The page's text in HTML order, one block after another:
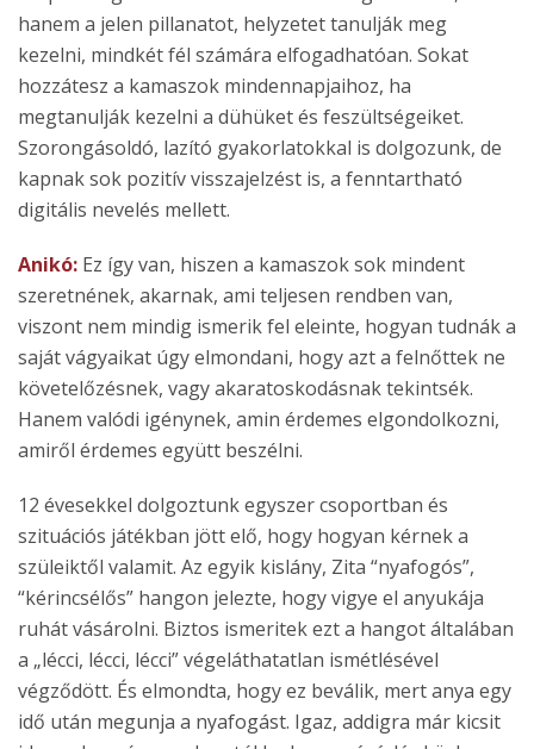
hanem a jelen pillanatot, helyzetet tanulják meg
kezelni, mindkét fél számára elfogadhatóan. Sokat
hozzátesz a kamaszok mindennapjaihoz, ha
megtanulják kezelni a dühüket és feszültségeiket.
Szorongásoldó, lazító gyakorlatokkal is dolgozunk, de
kapnak sok pozitív visszajelzést is, a fenntartható
digitális nevelés mellett.
Anikó: Ez így van, hiszen a kamaszok sok mindent
szeretnének, akarnak, ami teljesen rendben van,
viszont nem mindig ismerik fel eleinte, hogyan tudnák a
saját vágyaikat úgy elmondani, hogy azt a felnőttek ne
követelőzésnek, vagy akaratoskodásnak tekintsék.
Hanem valódi igénynek, amin érdemes elgondolkozni,
amiről érdemes együtt beszélni.
12 évesekkel dolgoztunk egyszer csoportban és
szituációs játékban jött elő, hogy hogyan kérnek a
szüleiktől valamit. Az egyik kislány, Zita “nyafogós”,
“kérincsélős” hangon jelezte, hogy vigye el anyukája
ruhát vásárolni. Biztos ismeritek ezt a hangot általában
a „lécci, lécci, lécci” végeláthatatlan ismétlésével
végződött. És elmondta, hogy ez beválik, mert anya egy
idő után megunja a nyafogást. Igaz, addigra már kicsit